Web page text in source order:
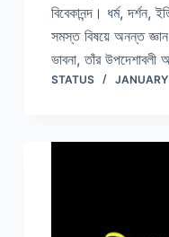
বিবেকানন্দ। ধর্ম, দর্শন,
সমস্ত বিষয়ে অনন্ত জ্ঞান
ভাবনা, তাঁর
STATUS